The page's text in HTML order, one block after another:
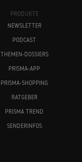
PRODUKTE
NEWSLETTER
PODCAST
THEMEN-DOSSIERS
PRISMA-APP
PRISMA-SHOPPING
RATGEBER
PRISMA TREND
SENDERINFOS